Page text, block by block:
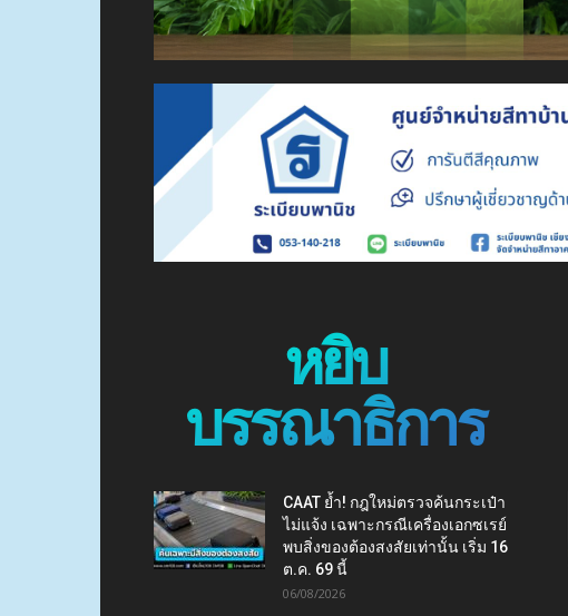
หยิบ
บรรณาธิการ
CAAT ย้ำ! กฎใหม่ตรวจค้นกระเป๋า
ไม่แจ้ง เฉพาะกรณีเครื่องเอกซเรย์
พบสิ่งของต้องสงสัยเท่านั้น เริ่ม 16
ต.ค. 69 นี้
06/08/2026